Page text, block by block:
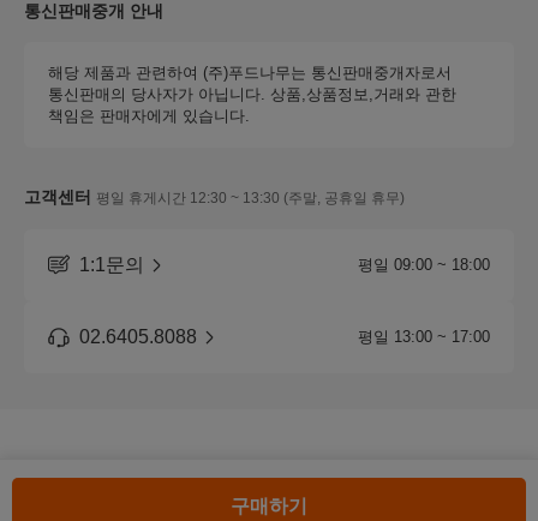
통신판매중개 안내
해당 제품과 관련하여 (주)푸드나무는 통신판매중개자로서
통신판매의 당사자가 아닙니다. 상품,상품정보,거래와 관한
책임은 판매자에게 있습니다.
고객센터 평일 휴게시간 12:30 ~ 13:30 (주말, 공휴일 휴무)
1:1문의 평일 09:00 ~ 18:00
02.6405.8088 평일 13:00 ~ 17:00
구매하기